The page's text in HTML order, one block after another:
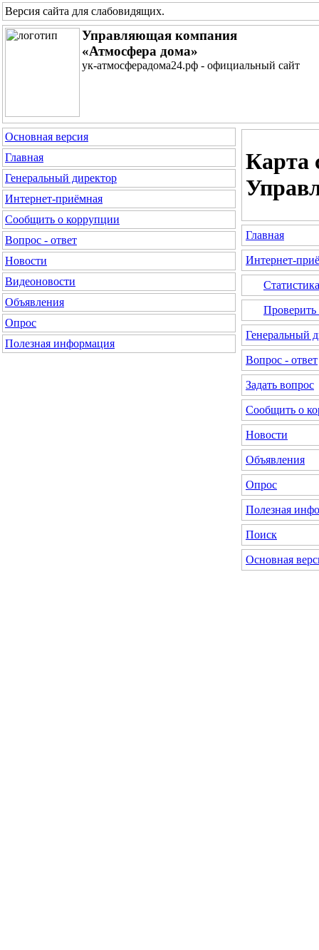
Версия сайта для слабовидящих.
Управляющая компания
«Атмосфера дома»
ук-атмосферадома24.рф - официальный сайт
Основная версия
Главная
Генеральный директор
Интернет-приёмная
Сообщить о коррупции
Вопрос - ответ
Новости
Видеоновости
Объявления
Опрос
Полезная информация
Карта
Главная
Интернет-
Генеральный
Вопрос - ответ
Задать вопрос
Сообщить о
Новости
Объявления
Опрос
Полезная
Поиск
Основная